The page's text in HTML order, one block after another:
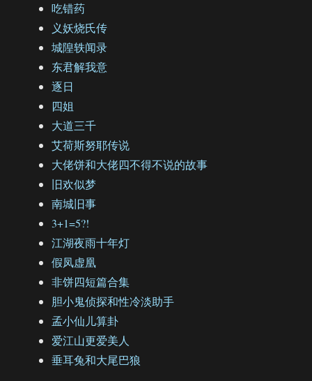
吃错药
义妖烧氏传
城隍轶闻录
东君解我意
逐日
四姐
大道三千
艾荷斯努耶传说
大佬饼和大佬四不得不说的故事
旧欢似梦
南城旧事
3+1=5?!
江湖夜雨十年灯
假凤虚凰
非饼四短篇合集
胆小鬼侦探和性冷淡助手
孟小仙儿算卦
爱江山更爱美人
垂耳兔和大尾巴狼